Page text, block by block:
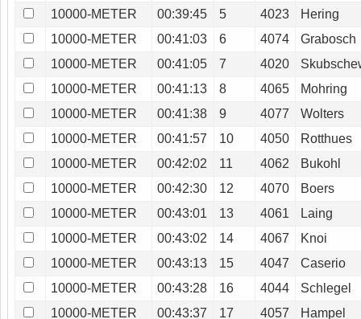
10000-METER 00:39:45 5 4023
Hering
10000-METER
00:41:03 6 4074
Grabosch
10000-METER
00:41:05 7 4020
10000-METER
00:41:13 8 4065
Mohring
10000-METER
00:41:38 9 4077
Wolters
10000-METER
00:41:57 10 4050
Rotthues
10000-METER
00:42:02 11 4062
Bukohl
10000-METER
00:42:30 12 4070
Boers
10000-METER
00:43:01 13 4061
Laing
10000-METER
00:43:02 14 4067
Knoi
10000-METER
00:43:13 15 4047
Caserio
10000-METER
00:43:28 16 4044
Schlegel
10000-METER
00:43:37 17 4057
Hampel